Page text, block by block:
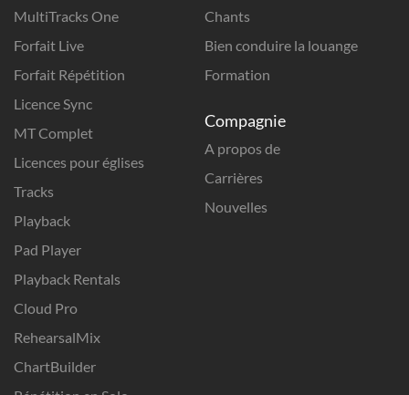
MultiTracks One
Forfait Live
Forfait Répétition
Licence Sync
MT Complet
Licences pour églises
Tracks
Playback
Pad Player
Playback Rentals
Cloud Pro
RehearsalMix
ChartBuilder
Chants
Bien conduire la louange
Formation
Compagnie
A propos de
Carrières
Nouvelles